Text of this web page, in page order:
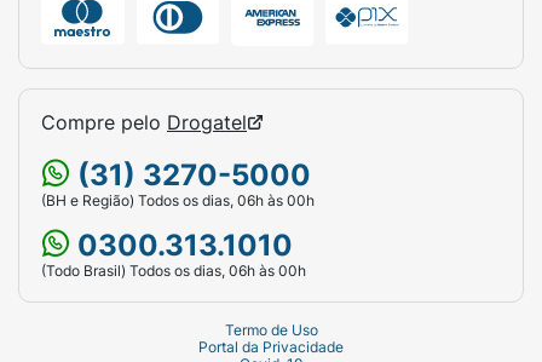
Compre pelo Drogatel
(31) 3270-5000
(BH e Região) Todos os dias, 06h às 00h
0300.313.1010
(Todo Brasil) Todos os dias, 06h às 00h
Termo de Uso
Portal da Privacidade